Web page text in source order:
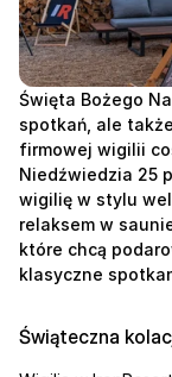
Święta Bożego
spotkań, ale
firmowej wigilii
Niedźwiedzia 25
wigilię w stylu
relaksem w
które chcą
klasyczne
Świąteczna